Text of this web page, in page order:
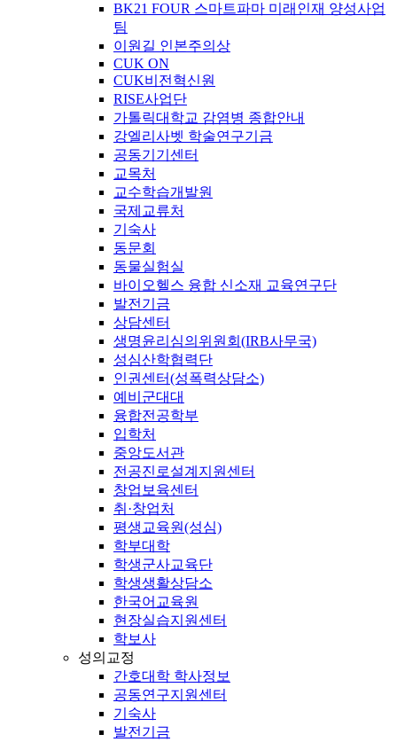
BK21 FOUR 스마트파마 미래인재 양성사업
팀
이원길 인본주의상
CUK ON
CUK비전혁신원
RISE사업단
가톨릭대학교 감염병 종합안내
강엘리사벳 학술연구기금
공동기기센터
교목처
교수학습개발원
국제교류처
기숙사
동문회
동물실험실
바이오헬스 융합 신소재 교육연구단
발전기금
상담센터
생명윤리심의위원회(IRB사무국)
성심산학협력단
인권센터(성폭력상담소)
예비군대대
융합전공학부
입학처
중앙도서관
전공진로설계지원센터
창업보육센터
취·창업처
평생교육원(성심)
학부대학
학생군사교육단
학생생활상담소
한국어교육원
현장실습지원센터
학보사
성의교정
간호대학 학사정보
공동연구지원센터
기숙사
발전기금